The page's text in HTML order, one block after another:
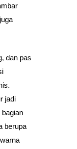
dan pas
jadi
bagian
berupa